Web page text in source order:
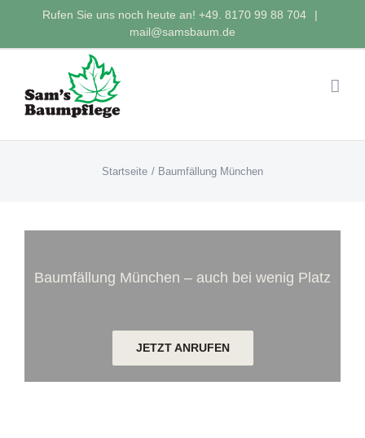
springen
Rufen Sie uns noch heute an! +49. 8170 99 88 704
|
mail@samsbaum.de
Startseite Baumfällung München
Baumfällung München – auch bei wenig Platz
JETZT ANRUFEN